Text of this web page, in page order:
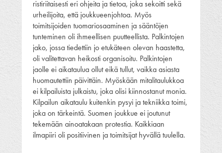
ristiriitaisesti eri ohjeita ja tietoa, joka sekoitti sekä
urheilijoita, että joukkueenjohtoa. Myös
toimitsijoiden tuomariosaaminen ja sääntöjen
tunteminen oli ihmeellisen puutteellista. Palkintojen
jako, jossa tiedettiin jo etukäteen olevan haastetta,
oli valitettavan heikosti organisoitu. Palkintojen
jaolle ei aikataulua ollut eikä tullut, vaikka asiasta
huomautettiin päivittäin. Myöskään mitalitaulukkoa
ei kilpailuista julkaistu, joka olisi kiinnostanut monia.
Kilpailun aikataulu kuitenkin pysyi ja tekniikka toimi,
joka on tärkeintä. Suomen joukkue ei joutunut
tekemään ainoatakaan protestia. Kaikkiaan
ilmapiiri oli positiivinen ja toimitsijat hyvällä tuulella.